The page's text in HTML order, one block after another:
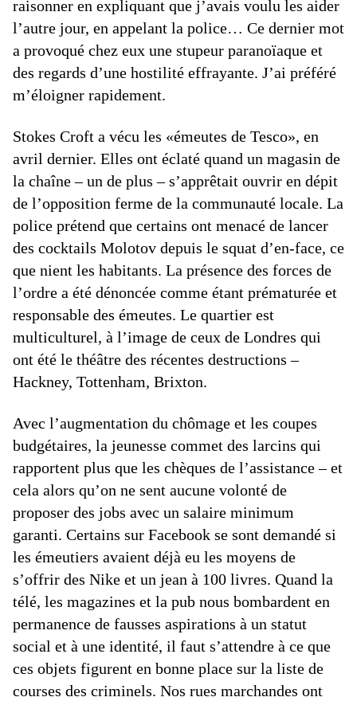
raisonner en expliquant que j’avais voulu les aider
l’autre jour, en appelant la police… Ce dernier mot
a provoqué chez eux une stupeur paranoïaque et
des regards d’une hostilité effrayante. J’ai préféré
m’éloigner rapidement.
Stokes Croft a vécu les «émeutes de Tesco», en
avril dernier. Elles ont éclaté quand un magasin de
la chaîne – un de plus – s’apprêtait ouvrir en dépit
de l’opposition ferme de la communauté locale. La
police prétend que certains ont menacé de lancer
des cocktails Molotov depuis le squat d’en-face, ce
que nient les habitants. La présence des forces de
l’ordre a été dénoncée comme étant prématurée et
responsable des émeutes. Le quartier est
multiculturel, à l’image de ceux de Londres qui
ont été le théâtre des récentes destructions –
Hackney, Tottenham, Brixton.
Avec l’augmentation du chômage et les coupes
budgétaires, la jeunesse commet des larcins qui
rapportent plus que les chèques de l’assistance – et
cela alors qu’on ne sent aucune volonté de
proposer des jobs avec un salaire minimum
garanti. Certains sur Facebook se sont demandé si
les émeutiers avaient déjà eu les moyens de
s’offrir des Nike et un jean à 100 livres. Quand la
télé, les magazines et la pub nous bombardent en
permanence de fausses aspirations à un statut
social et à une identité, il faut s’attendre à ce que
ces objets figurent en bonne place sur la liste de
courses des criminels. Nos rues marchandes ont